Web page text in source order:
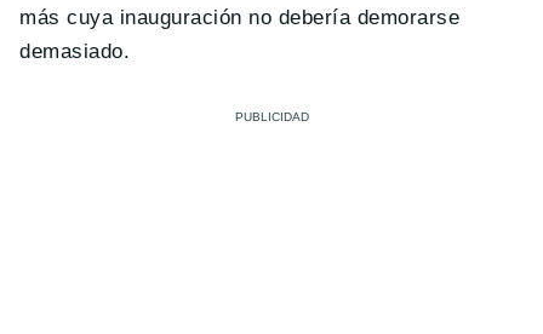
más cuya inauguración no debería demorarse
demasiado.